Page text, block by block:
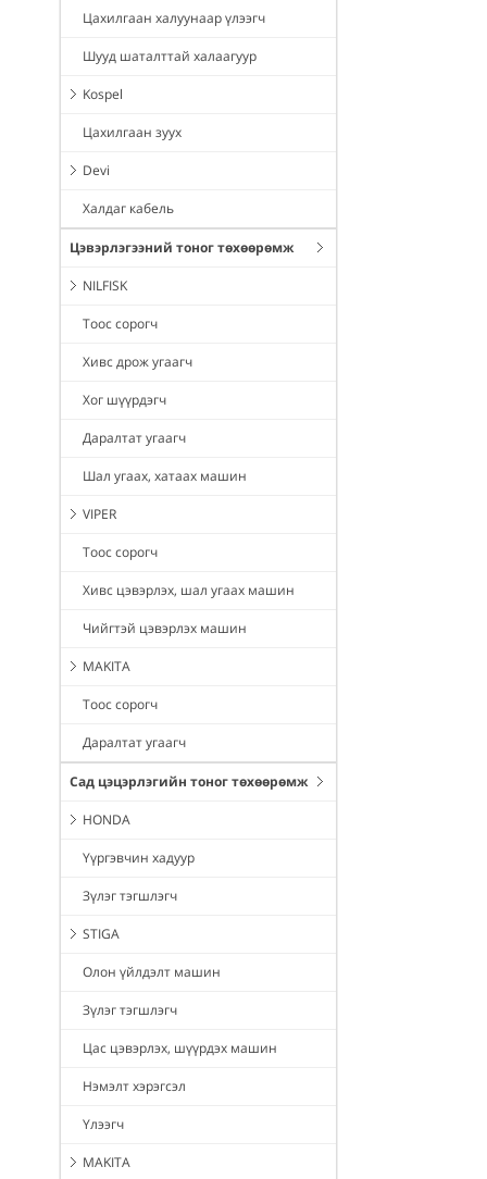
Цахилгаан халуунаар үлээгч
Шууд шаталттай халаагуур
Kospel
Цахилгаан зуух
Devi
Халдаг кабель
Цэвэрлэгээний тоног төхөөрөмж
NILFISK
Тоос сорогч
Хивс дрож угаагч
Хог шүүрдэгч
Даралтат угаагч
Шал угаах, хатаах машин
VIPER
Тоос сорогч
Хивс цэвэрлэх, шал угаах машин
Чийгтэй цэвэрлэх машин
MAKITA
Тоос сорогч
Даралтат угаагч
Сад цэцэрлэгийн тоног төхөөрөмж
HONDA
Үүргэвчин хадуур
Зүлэг тэгшлэгч
STIGA
Олон үйлдэлт машин
Зүлэг тэгшлэгч
Цас цэвэрлэх, шүүрдэх машин
Нэмэлт хэрэгсэл
Үлээгч
MAKITA